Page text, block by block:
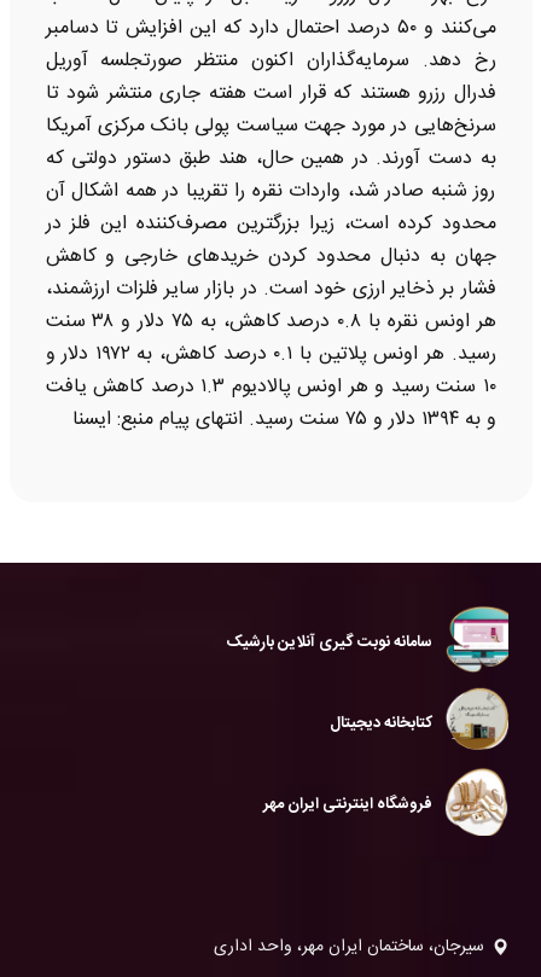
می‌کنند و ۵۰ درصد احتمال دارد که این افزایش تا دسامبر
رخ دهد. سرمایه‌گذاران اکنون منتظر صورتجلسه آوریل
فدرال رزرو هستند که قرار است هفته جاری منتشر شود تا
سرنخ‌هایی در مورد جهت سیاست پولی بانک مرکزی آمریکا
به دست آورند. در همین حال، هند طبق دستور دولتی که
روز شنبه صادر شد، واردات نقره را تقریبا در همه اشکال آن
محدود کرده است، زیرا بزرگترین مصرف‌کننده این فلز در
جهان به دنبال محدود کردن خریدهای خارجی و کاهش
فشار بر ذخایر ارزی خود است. در بازار سایر فلزات ارزشمند،
هر اونس نقره با ۰.۸ درصد کاهش، به ۷۵ دلار و ۳۸ سنت
رسید. هر اونس پلاتین با ۰.۱ درصد کاهش، به ۱۹۷۲ دلار و
۱۰ سنت رسید و هر اونس پالادیوم ۱.۳ درصد کاهش یافت
و به ۱۳۹۴ دلار و ۷۵ سنت رسید. انتهای پیام منبع: ایسنا
سامانه نوبت گیری آنلاین بارشیک
کتابخانه دیجیتال
فروشگاه اینترنتی ایران مهر
سیرجان، ساختمان ایران مهر، واحد اداری